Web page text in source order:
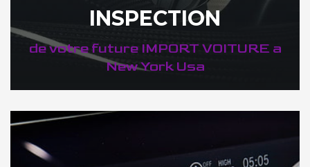
INSPECTION
de votre future IMPORT VOITURE a
New York Usa